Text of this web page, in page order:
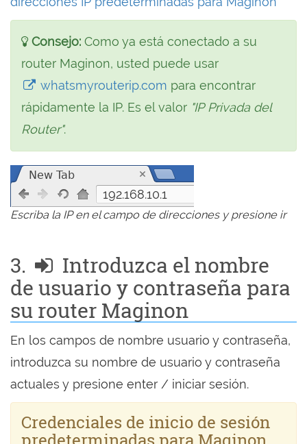
Consejo: Como ya está conectado a su
router Maginon, usted puede usar
whatsmyrouterip.com para encontrar
rápidamente la IP. Es el valor "IP Privada del
Router".
192.168.10.1
Escriba la IP en el campo de direcciones y presione ir
3.
Introduzca el nombre
de usuario y contraseña para
su router Maginon
En los campos de nombre usuario y contraseña,
introduzca su nombre de usuario y contraseña
actuales y presione enter / iniciar sesión.
Credenciales de inicio de sesión